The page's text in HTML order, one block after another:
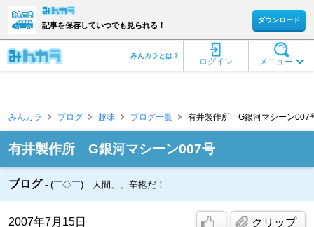
記事を保存していつでも見られる！
ダウンロード
メニュー
ログイン
みんカラとは？
みんカラ ブログ 趣味 ブログ一覧 有井製作所 G銀河マシーン007
有井製作所 G銀河マシーン007号
ブログ (￣◇￣) 人間、、辛抱だ！
2007年7月15日 クリップ